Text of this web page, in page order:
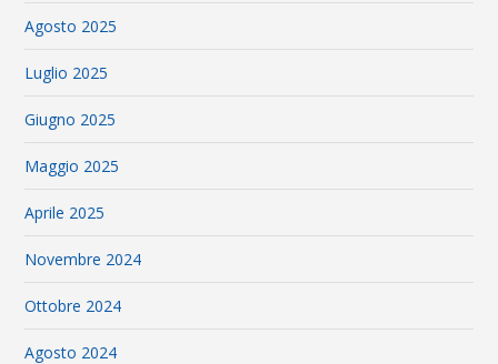
Agosto 2025
Luglio 2025
Giugno 2025
Maggio 2025
Aprile 2025
Novembre 2024
Ottobre 2024
Agosto 2024